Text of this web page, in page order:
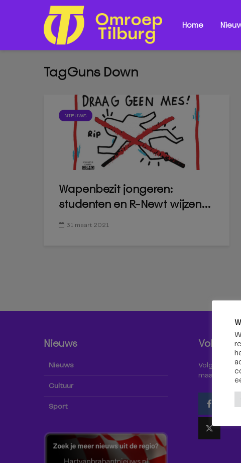
Home
TagGuns Down
NIEUWS
Wapenbezit jongeren:
studenten en R-Newt wijzen...
31 maart 2021
Nieuws
Nieuws
Cultuur
Sport
Volg
Volg
maar ook